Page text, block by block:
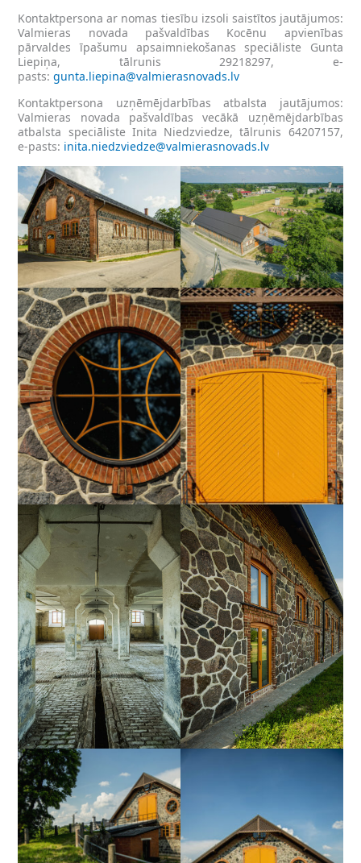
Kontaktpersona ar nomas tiesību izsoli saistītos jautājumos:
Valmieras novada pašvaldības Kocēnu apvienības
pārvaldes īpašumu apsaimniekošanas speciāliste Gunta
Liepiņa, tālrunis 29218297, e-
pasts:gunta.liepina@valmierasnovads.lv
Kontaktpersona uzņēmējdarbības atbalsta jautājumos:
Valmieras novada pašvaldības vecākā uzņēmējdarbības
atbalsta speciāliste Inita Niedzviedze, tālrunis 64207157,
e‑pasts: inita.niedzviedze@valmierasnovads.lv